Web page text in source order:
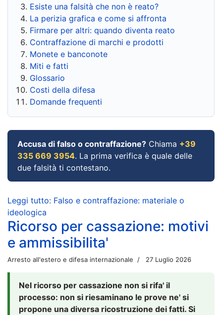
Esiste una falsità che non è reato?
La perizia grafica e come si affronta
Firmare per altri: quando diventa reato
Contraffazione di marchi e prodotti
Monete e banconote
Miti e fatti
Glossario
Costi della difesa
Domande frequenti
Accusa di falso o contraffazione? Chiama +39
335 669 3954. La prima verifica è quale delle
due falsità ti contestano.
Leggi tutto: Falso e contraffazione: materiale o
ideologica
Ricorso per cassazione: motivi
e ammissibilita'
Arresto all'estero e difesa internazionale 27 Luglio 2026
Nel ricorso per cassazione non si rifa' il
processo: non si riesaminano le prove ne' si
propone una diversa ricostruzione dei fatti. Si